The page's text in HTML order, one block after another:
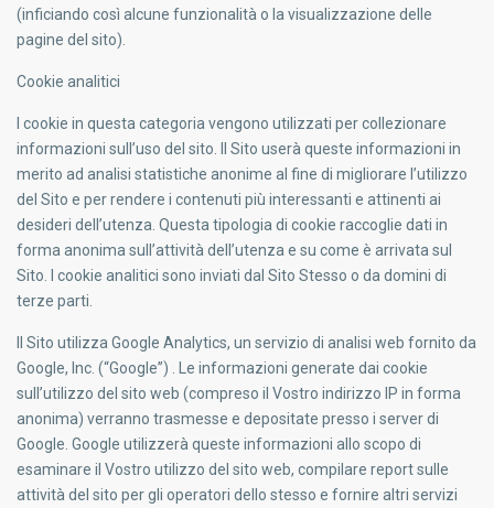
(inficiando così alcune funzionalità o la visualizzazione delle
pagine del sito).
Cookie analitici
I cookie in questa categoria vengono utilizzati percollezionare
informazioni sull’uso del sito . Il Sito userà queste informazioni in
merito adanalisi statistiche anonime al fine di migliorare l’utilizzo
del Sito e per rendere i contenuti più interessanti e attinenti ai
desideri dell’utenza. Questa tipologia di cookie raccoglie dati in
forma anonima sull’attività dell’utenza e su come è arrivata sul
Sito. I cookie analitici sono inviati dal Sito Stesso o da domini di
terze parti.
Il Sito utilizza Google Analytics, un servizio di analisi web fornito da
Google, Inc. (“Google”) . Le informazioni generate dai cookie
sull’utilizzo del sito web (compreso il Vostro indirizzo IP in forma
anonima) verranno trasmesse e depositate presso i server di
Google. Google utilizzerà queste informazioni allo scopo di
esaminare il Vostro utilizzo del sito web, compilare report sulle
attività del sito per gli operatori dello stesso e fornire altri servizi